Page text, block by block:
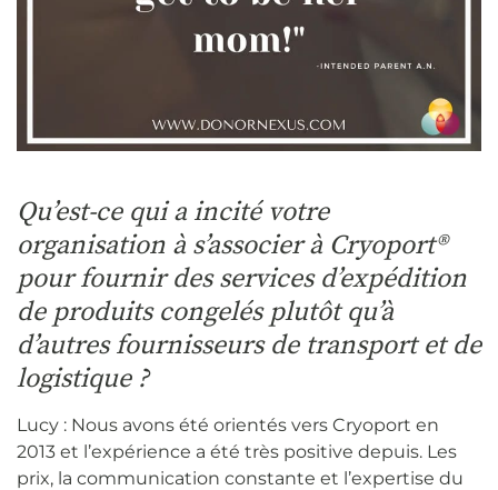
Qu’est-ce qui a incité votre
organisation à s’associer à Cryoport®
pour fournir des services d’expédition
de produits congelés plutôt qu’à
d’autres fournisseurs de transport et de
logistique ?
Lucy : Nous avons été orientés vers Cryoport en
2013 et l’expérience a été très positive depuis. Les
prix, la communication constante et l’expertise du